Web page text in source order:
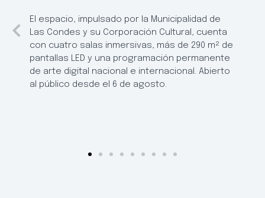
El espacio, impulsado por la Municipalidad de
Las Condes y su Corporación Cultural, cuenta
con cuatro salas inmersivas, más de 290 m² de
pantallas LED y una programación permanente
de arte digital nacional e internacional. Abierto
al público desde el 6 de agosto.